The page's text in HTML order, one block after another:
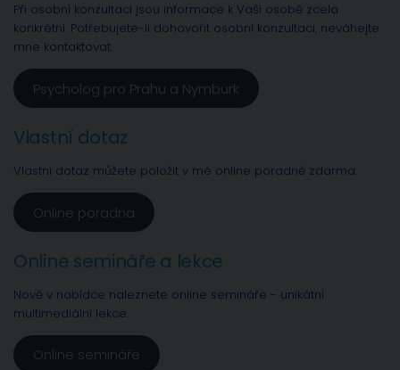
Při osobní konzultaci jsou informace k Vaší osobě zcela
konkrétní. Potřebujete-li dohovořit osobní konzultaci, neváhejte
mne kontaktovat.
Psycholog pro Prahu a Nymburk
Vlastní dotaz
Vlastní dotaz můžete položit v mé online poradně zdarma.
Online poradna
Online semináře a lekce
Nově v nabídce naleznete online semináře - unikátní
multimediální lekce.
Online semináře